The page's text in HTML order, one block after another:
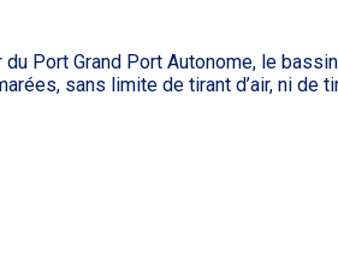
Port Grand Port Autonome, le
sans limite de tirant d’air, ni de